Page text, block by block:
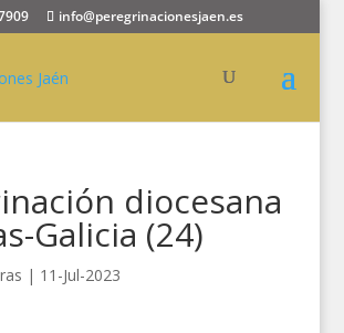
info@peregrinacionesjaen.es
diocesana
Galicia (24)
| 11-Jul-2023